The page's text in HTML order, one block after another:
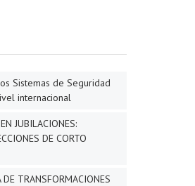
Sistemas de Seguridad
internacional
JUBILACIONES:
DE CORTO
DE TRANSFORMACIONES